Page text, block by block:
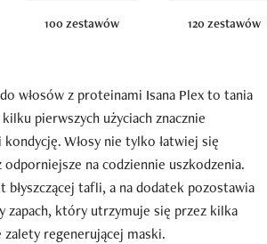
100 zestawów 120 zestawów
włosów z proteinami Isana Plex to tania
pierwszych użyciach znacznie
Włosy nie tylko łatwiej się
odporniejsze na codziennie uszkodzenia.
błyszczącej tafli, a na dodatek pozostawia
zapach, który utrzymuje się przez kilka
regenerującej maski.